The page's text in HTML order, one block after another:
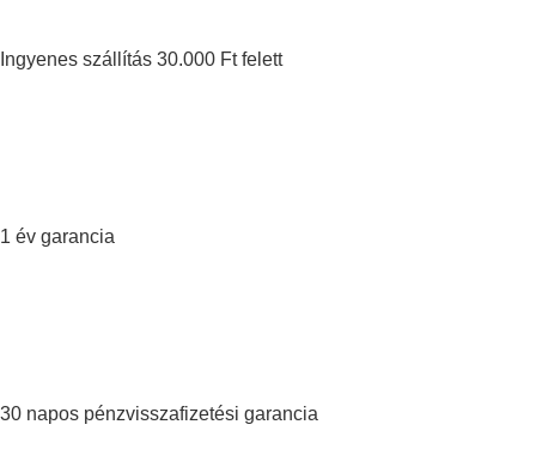
Ingyenes szállítás 30.000 Ft felett
1 év garancia
30 napos pénzvisszafizetési garancia